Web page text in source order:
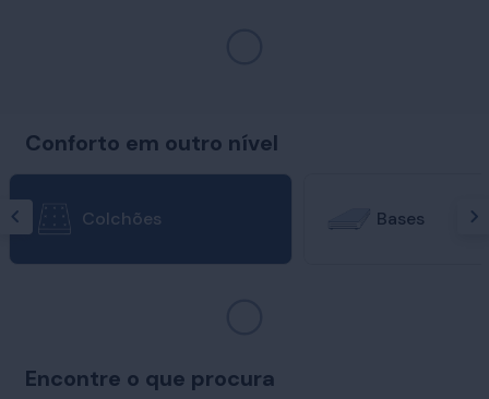
Conforto em outro nível
Colchões Bases
Encontre o que procura